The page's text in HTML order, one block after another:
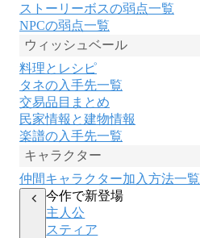
ストーリーボスの弱点一覧
NPCの弱点一覧
ウィッシュベール
料理とレシピ
タネの入手先一覧
交易品目まとめ
民家情報と建物情報
楽譜の入手先一覧
キャラクター
仲間キャラクター加入方法一覧
今作で新登場
主人公
スティア